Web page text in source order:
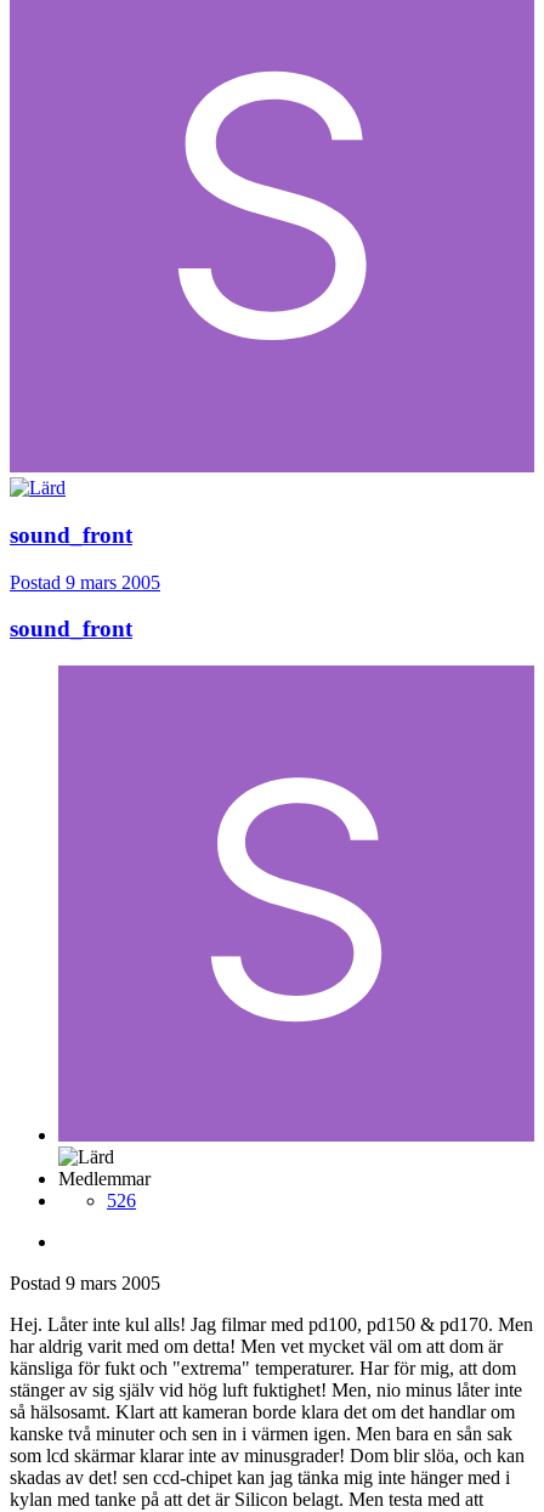
sound_front
Postad 9 mars 2005
sound_front
Medlemmar
526
Postad 9 mars 2005
Hej. Låter inte kul alls! Jag filmar med pd100, pd150 & pd170. Men
har aldrig varit med om detta! Men vet mycket väl om att dom är
känsliga för fukt och "extrema" temperaturer. Har för mig, att dom
stänger av sig själv vid hög luft fuktighet! Men, nio minus låter inte
så hälsosamt. Klart att kameran borde klara det om det handlar om
kanske två minuter och sen in i värmen igen. Men bara en sån sak
som lcd skärmar klarar inte av minusgrader! Dom blir slöa, och kan
skadas av det! sen ccd-chipet kan jag tänka mig inte hänger med i
kylan med tanke på att det är Silicon belagt. Men testa med att